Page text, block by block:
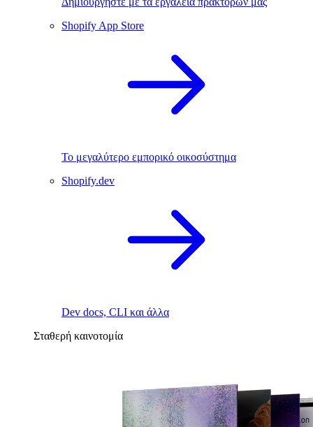
Shopify App Store
Το μεγαλύτερο εμπορικό οικοσύστημα
Shopify.dev
Dev docs, CLI και άλλα
Σταθερή καινοτομία